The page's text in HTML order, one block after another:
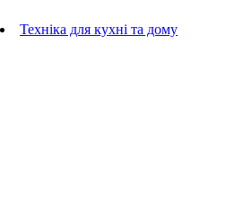
Техніка для кухні та дому